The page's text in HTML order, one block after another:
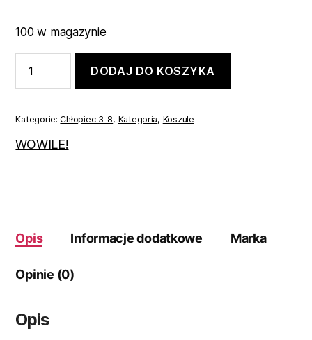
100 w magazynie
KOSZULA
BIAŁA
104
DODAJ DO KOSZYKA
Kategorie:Chłopiec 3-8, Kategoria, Koszule
WOWILE!
Opis Informacje dodatkowe Marka
Opinie (0)
Opis